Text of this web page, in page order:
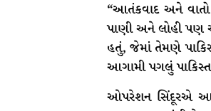
“આતંકવાદ અને
પાણી અને લોહી પણ
હતું, જેમાં તેમણે
આગામી પગલું
ઓપરેશન સિંદૂરએ